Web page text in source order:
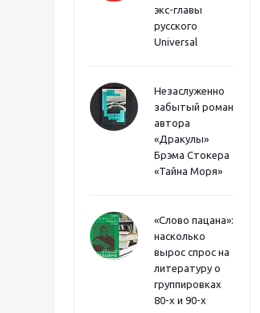
экс-главы
русского
Universal
Незаслуженно
забытый роман
автора
«Дракулы»
Брэма Стокера
«Тайна Моря»
«Слово пацана»:
насколько
вырос спрос на
литературу о
группировках
80-х и 90-х